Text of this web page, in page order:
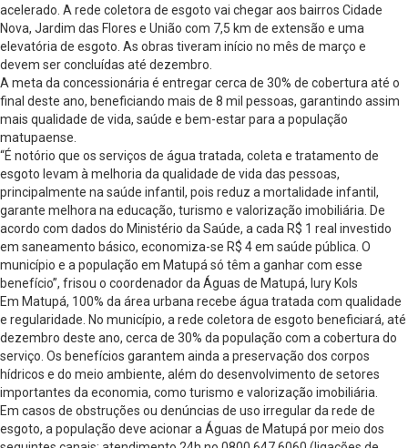
acelerado. A rede coletora de esgoto vai chegar aos bairros Cidade
Nova, Jardim das Flores e União com 7,5 km de extensão e uma
elevatória de esgoto. As obras tiveram início no mês de março e
devem ser concluídas até dezembro.
A meta da concessionária é entregar cerca de 30% de cobertura até o
final deste ano, beneficiando mais de 8 mil pessoas, garantindo assim
mais qualidade de vida, saúde e bem-estar para a população
matupaense.
“É notório que os serviços de água tratada, coleta e tratamento de
esgoto levam à melhoria da qualidade de vida das pessoas,
principalmente na saúde infantil, pois reduz a mortalidade infantil,
garante melhora na educação, turismo e valorização imobiliária. De
acordo com dados do Ministério da Saúde, a cada R$ 1 real investido
em saneamento básico, economiza-se R$ 4 em saúde pública. O
município e a população em Matupá só têm a ganhar com esse
benefício”, frisou o coordenador da Águas de Matupá, Iury Kols
Em Matupá, 100% da área urbana recebe água tratada com qualidade
e regularidade. No município, a rede coletora de esgoto beneficiará, até
dezembro deste ano, cerca de 30% da população com a cobertura do
serviço. Os benefícios garantem ainda a preservação dos corpos
hídricos e do meio ambiente, além do desenvolvimento de setores
importantes da economia, como turismo e valorização imobiliária.
Em casos de obstruções ou denúncias de uso irregular da rede de
esgoto, a população deve acionar a Águas de Matupá por meio dos